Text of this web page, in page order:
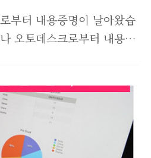
부터 내용증명이 날아왔습
오토데스크로부터 내용증
통해 라이선스 관련 공
컴퓨터는 법무법인을 통
보내왔습니다. 먼저 한컴으
공문 스캔본입니다. 제목 :